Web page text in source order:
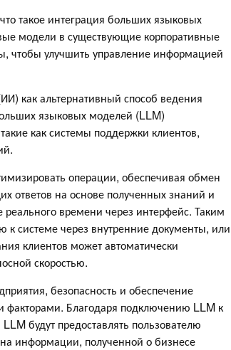
такое интеграция больших языковых
модели в существующие корпоративные
чтобы улучшить управление информацией
как альтернативный способ ведения
языковых моделей (LLM)
как системы поддержки клиентов,
операции, обеспечивая обмен
ответов на основе полученных знаний и
времени через интерфейс. Таким
системе через внутренние документы, или
клиентов может автоматически
скоростью.
безопасность и обеспечение
Благодаря подключению LLM к
будут предоставлять пользователю
информации, полученной о бизнесе